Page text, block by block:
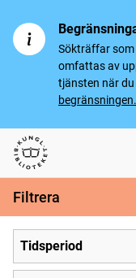
Sökträffar som
omfattas av
tjänsten när
begränsningen.
Svenska tidningar
Filtrera
Tidsperiod